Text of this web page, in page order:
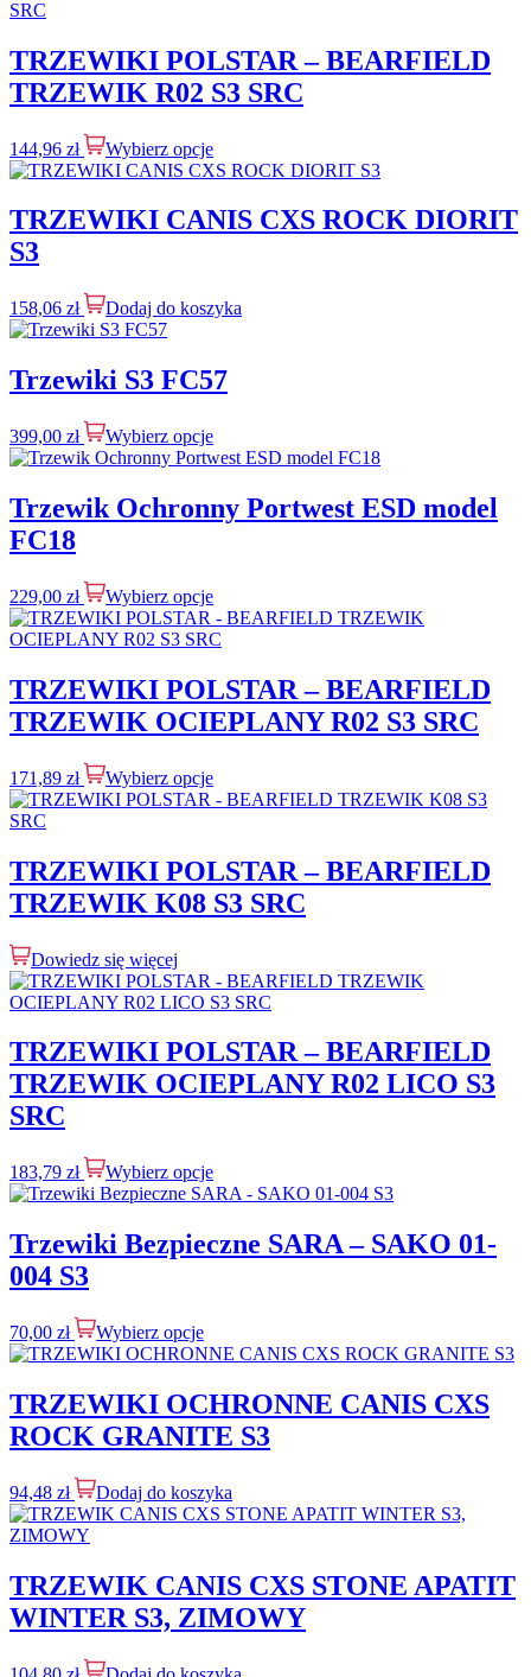
TRZEWIKI POLSTAR – BEARFIELD
TRZEWIK R02 S3 SRC
144,96 zł Wybierz opcje
TRZEWIKI CANIS CXS ROCK DIORIT
S3
158,06 zł Dodaj do koszyka
Trzewiki S3 FC57
399,00 zł Wybierz opcje
Trzewik Ochronny Portwest ESD model
FC18
229,00 zł Wybierz opcje
TRZEWIKI POLSTAR – BEARFIELD
TRZEWIK OCIEPLANY R02 S3 SRC
171,89 zł Wybierz opcje
TRZEWIKI POLSTAR – BEARFIELD
TRZEWIK K08 S3 SRC
Dowiedz się więcej
TRZEWIKI POLSTAR – BEARFIELD
TRZEWIK OCIEPLANY R02 LICO S3
SRC
183,79 zł Wybierz opcje
Trzewiki Bezpieczne SARA – SAKO 01-
004 S3
70,00 zł Wybierz opcje
TRZEWIKI OCHRONNE CANIS CXS
ROCK GRANITE S3
94,48 zł Dodaj do koszyka
TRZEWIK CANIS CXS STONE APATIT
WINTER S3, ZIMOWY